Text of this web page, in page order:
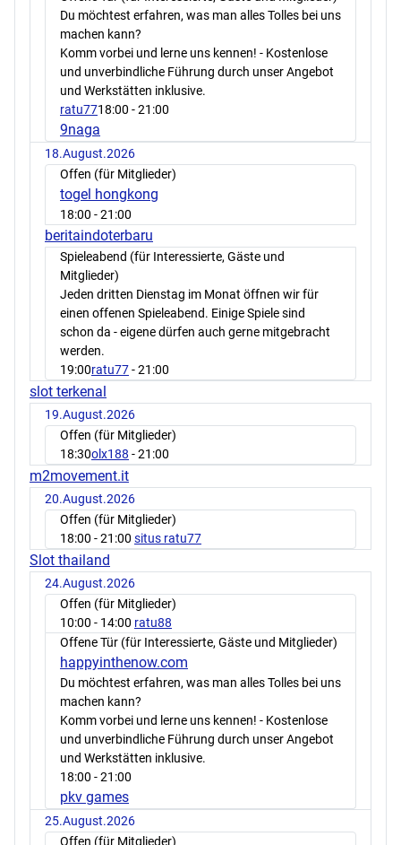
Du möchtest erfahren, was man alles Tolles bei uns
machen kann?
Komm vorbei und lerne uns kennen! - Kostenlose
und unverbindliche Führung durch unser Angebot
und Werkstätten inklusive.
ratu7718:00 - 21:00
9naga
18.August.2026
Offen (für Mitglieder)
togel hongkong
18:00 - 21:00
beritaindoterbaru
Spieleabend (für Interessierte, Gäste und
Mitglieder)
Jeden dritten Dienstag im Monat öffnen wir für
einen offenen Spieleabend. Einige Spiele sind
schon da - eigene dürfen auch gerne mitgebracht
werden.
19:00ratu77- 21:00
slot terkenal
19.August.2026
Offen (für Mitglieder)
18:30olx188 - 21:00
m2movement.it
20.August.2026
Offen (für Mitglieder)
18:00 - 21:00 situs ratu77
Slot thailand
24.August.2026
Offen (für Mitglieder)
10:00 - 14:00 ratu88
Offene Tür (für Interessierte, Gäste und Mitglieder)
happyinthenow.com
Du möchtest erfahren, was man alles Tolles bei uns
machen kann?
Komm vorbei und lerne uns kennen! - Kostenlose
und unverbindliche Führung durch unser Angebot
und Werkstätten inklusive.
18:00 - 21:00
pkv games
25.August.2026
Offen (für Mitglieder)